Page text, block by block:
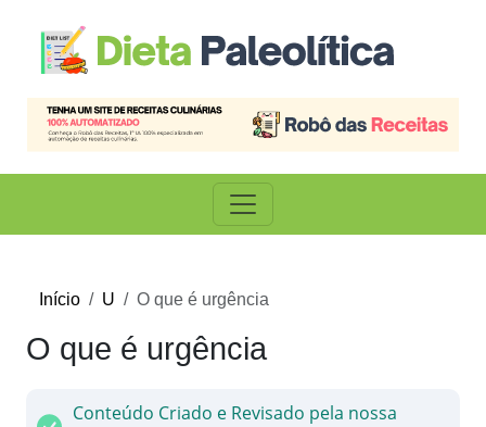
Início U O que é urgência
O que é urgência
Conteúdo Criado e Revisado pela nossa